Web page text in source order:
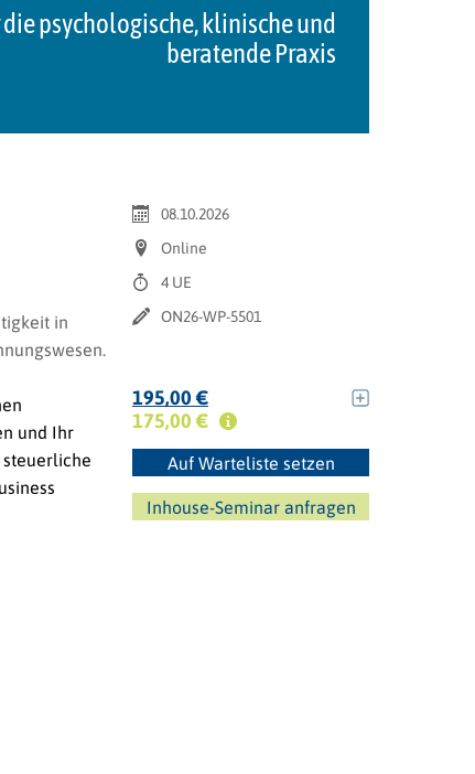
psychologische, klinische und
beratende Praxis
in
und Ihr
08.10.2026
Online
4 UE
ON26-WP-5501
195,00 €
175,00 €
Auf Warteliste setzen
Inhouse-Seminar anfragen